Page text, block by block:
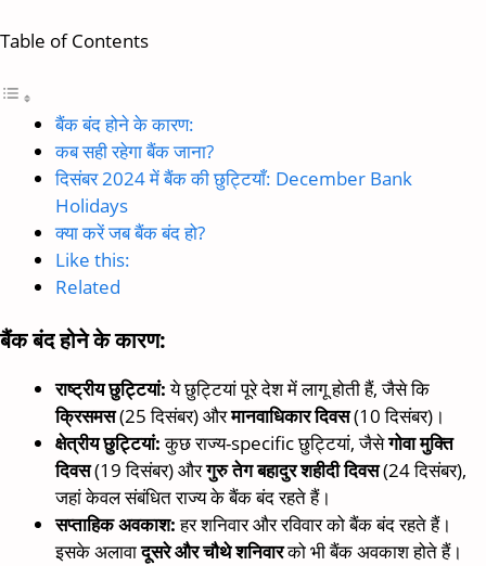
Table of Contents
बैंक बंद होने के कारण:
कब सही रहेगा बैंक जाना?
दिसंबर 2024 में बैंक की छुट्टियाँ: December Bank
Holidays
क्या करें जब बैंक बंद हो?
Like this:
Related
बैंक बंद होने के कारण:
राष्ट्रीय छुट्टियां:ये छुट्टियां पूरे देश में लागू होती हैं, जैसे कि
क्रिसमस(25 दिसंबर) औरमानवाधिकार दिवस(10 दिसंबर)।
क्षेत्रीय छुट्टियां:कुछ राज्य-specific छुट्टियां, जैसेगोवा मुक्ति
दिवस(19 दिसंबर) औरगुरु तेग बहादुर शहीदी दिवस(24 दिसंबर),
जहां केवल संबंधित राज्य के बैंक बंद रहते हैं।
सप्ताहिक अवकाश:हर शनिवार और रविवार को बैंक बंद रहते हैं।
इसके अलावादूसरे और चौथे शनिवारको भी बैंक अवकाश होते हैं।